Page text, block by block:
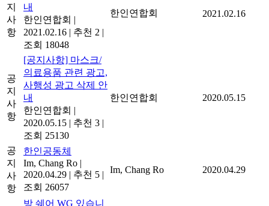
지
사
항
내
한인연합회 |
2021.02.16 | 추천 2 |
조회 18048
한인연합회 2021.02.16
공
지
사
항
[공지사항] 마스크/
의료용품 관련 광고,
사행성 광고 삭제 안
내
한인연합회 |
2020.05.15 | 추천 3 |
조회 25130
한인연합회 2020.05.15
공
지
사
항
한인공동체
Im, Chang Ro |
2020.04.29 | 추천 5 |
조회 26057
Im, Chang Ro 2020.04.29
방 쉐어 WG 있습니